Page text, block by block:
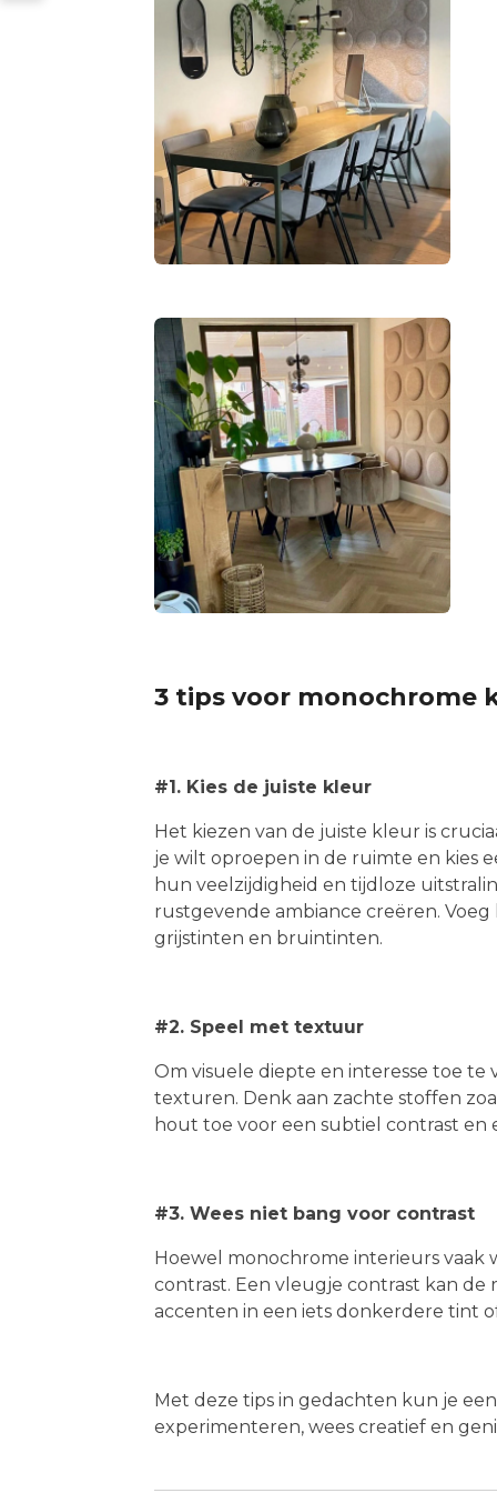
3 tips voor monochrome
#1. Kies de juiste kleur
Het kiezen van de juiste kleur is
je wilt oproepen in de ruimte en kies
hun veelzijdigheid en tijdloze
rustgevende ambiance creëren.
grijstinten en bruintinten.
#2. Speel met textuur
Om visuele diepte en interesse toe
texturen. Denk aan zachte stoffen
hout toe voor een subtiel contrast
#3. Wees niet bang voor contrast
Hoewel monochrome interieurs vaak
contrast. Een vleugje contrast kan
accenten in een iets donkerdere tint
Met deze tips in gedachten kun je
experimenteren, wees creatief en